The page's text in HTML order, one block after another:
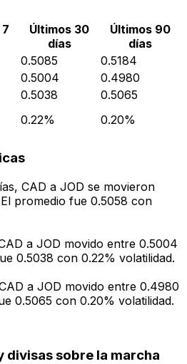
Últimos 30
días
Últimos 90
días
0.5085
0.5184
0.5004
0.4980
0.5038
0.5065
0.22% 0.20%
CAD a JOD se movieron
promedio fue 0.5058 con
a JOD movido entre 0.5004
0.5038 con 0.22% volatilidad.
a JOD movido entre 0.4980
0.5065 con 0.20% volatilidad.
divisas sobre la marcha